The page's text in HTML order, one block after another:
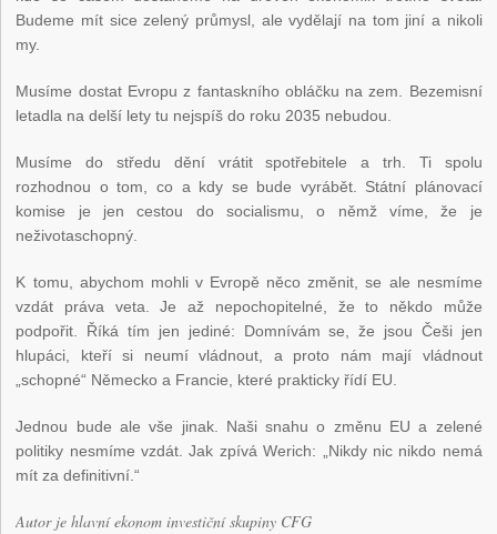
Budeme mít sice zelený průmysl, ale vydělají na tom jiní a nikoli
my.
Musíme dostat Evropu z fantaskního obláčku na zem. Bezemisní
letadla na delší lety tu nejspíš do roku 2035 nebudou.
Musíme do středu dění vrátit spotřebitele a trh. Ti spolu
rozhodnou o tom, co a kdy se bude vyrábět. Státní plánovací
komise je jen cestou do socialismu, o němž víme, že je
neživotaschopný.
K tomu, abychom mohli v Evropě něco změnit, se ale nesmíme
vzdát práva veta. Je až nepochopitelné, že to někdo může
podpořit. Říká tím jen jediné: Domnívám se, že jsou Češi jen
hlupáci, kteří si neumí vládnout, a proto nám mají vládnout
„schopné“ Německo a Francie, které prakticky řídí EU.
Jednou bude ale vše jinak. Naši snahu o změnu EU a zelené
politiky nesmíme vzdát. Jak zpívá Werich: „Nikdy nic nikdo nemá
mít za definitivní.“
Autor je hlavní ekonom investiční skupiny CFG